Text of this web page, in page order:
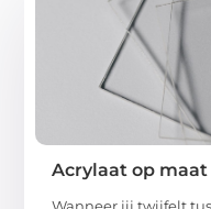
Acrylaat op